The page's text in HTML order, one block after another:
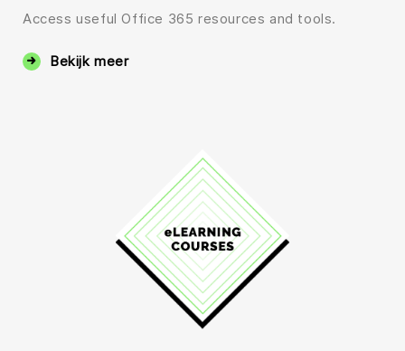
Access useful Office 365 resources and tools.
Bekijk meer